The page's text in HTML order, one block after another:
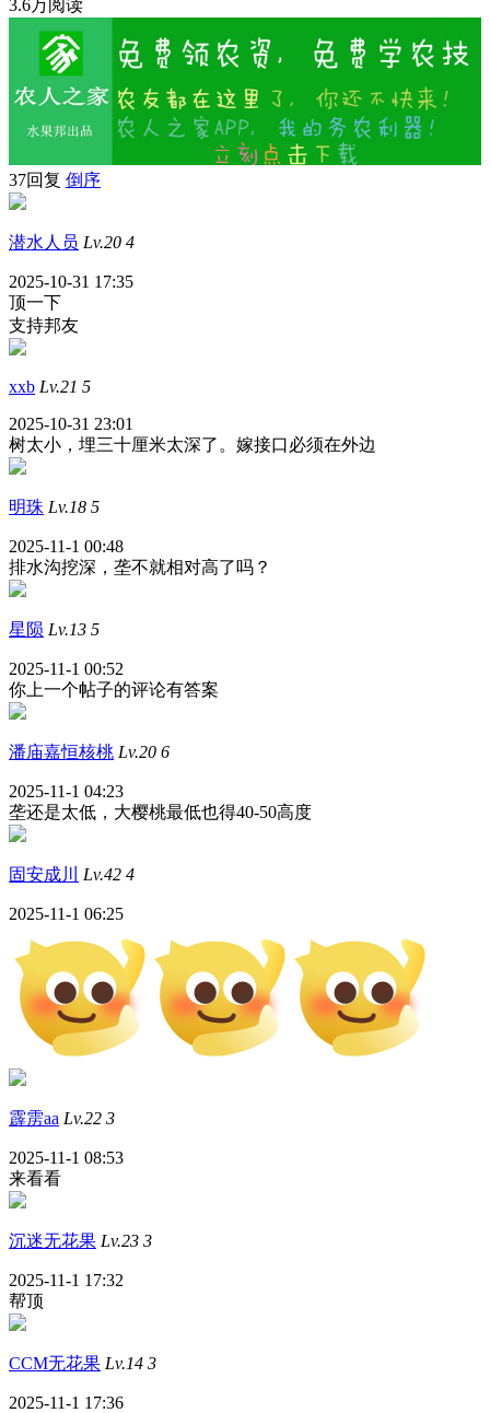
3.6万阅读
37回复 倒序
潜水人员 Lv.20 4
2025-10-31 17:35
顶一下
支持邦友
xxb Lv.21 5
2025-10-31 23:01
树太小，埋三十厘米太深了。嫁接口必须在外边
明珠 Lv.18 5
2025-11-1 00:48
排水沟挖深，垄不就相对高了吗？
星陨 Lv.13 5
2025-11-1 00:52
你上一个帖子的评论有答案
潘庙嘉恒核桃 Lv.20 6
2025-11-1 04:23
垄还是太低，大樱桃最低也得40-50高度
固安成川 Lv.42 4
2025-11-1 06:25
霹雳aa Lv.22 3
2025-11-1 08:53
来看看
沉迷无花果 Lv.23 3
2025-11-1 17:32
帮顶
CCM无花果 Lv.14 3
2025-11-1 17:36